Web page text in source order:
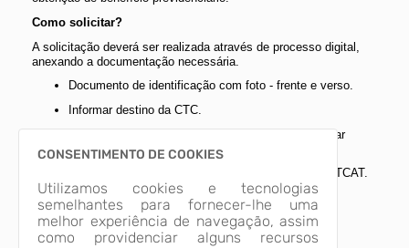
Como solicitar?
A solicitação deverá ser realizada através de processo digital,
anexando a documentação necessária.
Documento de identificação com foto - frente e verso.
Informar destino da CTC.
Se tiver tempo especial professor (regência): anexar
certidão narratória emitida pela SMED – Alvorada.
Se tiver tempo especial insalubre: anexar PPP e LTCAT.
Procurador: quando pedido for protocolado por
representante, deverá ser anexado digitalmente ao
processo a procuração, RG do servidor e OAB do
advogado.
CONSENTIMENTO DE COOKIES
Utilizamos cookies e tecnologias
semelhantes para fornecer-lhe uma
melhor experiência de navegação, assim
como providenciar alguns recursos